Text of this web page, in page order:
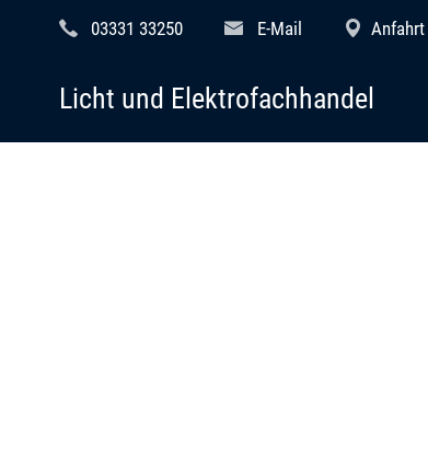
03331 33250 E-Mail Anfahrt
Licht und Elektrofachhandel